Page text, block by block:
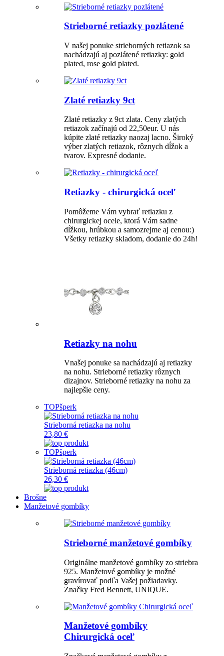
Strieborné retiazky pozlátené
V našej ponuke strieborných retiazok sa
nachádzajú aj pozlátené retiazky: gold
plated, rose gold plated.
Zlaté retiazky 9ct
Zlaté retiazky z 9ct zlata. Ceny zlatých
retiazok začínajú od 22,50eur. U nás
kúpite zlaté retiazky naozaj lacno. Široký
výber zlatých retiazok, rôznych dĺžok a
tvarov. Expresné dodanie.
Retiazky - chirurgická oceľ
Pomôžeme Vám vybrať retiazku z
chirurgickej ocele, ktorá Vám sadne
dĺžkou, hrúbkou a samozrejme aj cenou:)
Všetky retiazky skladom, dodanie do 24h!
Retiazky na nohu
Vnašej ponuke sa nachádzajú aj retiazky
na nohu. Strieborné retiazky rôznych
dizajnov. Strieborné retiazky na nohu za
najlepšie ceny.
TOPšperk
Strieborná retiazka na nohu
23,80 €
TOPšperk
Strieborná retiazka (46cm)
26,30 €
Brošne
Manžetové gombíky
Strieborné manžetové gombíky
Originálne manžetové gombíky zo striebra
925. Manžetové gombíky je možné
gravírovať podľa Vašej požiadavky.
Značky Fred Bennett, UNIQUE.
Manžetové gombíky
Chirurgická oceľ